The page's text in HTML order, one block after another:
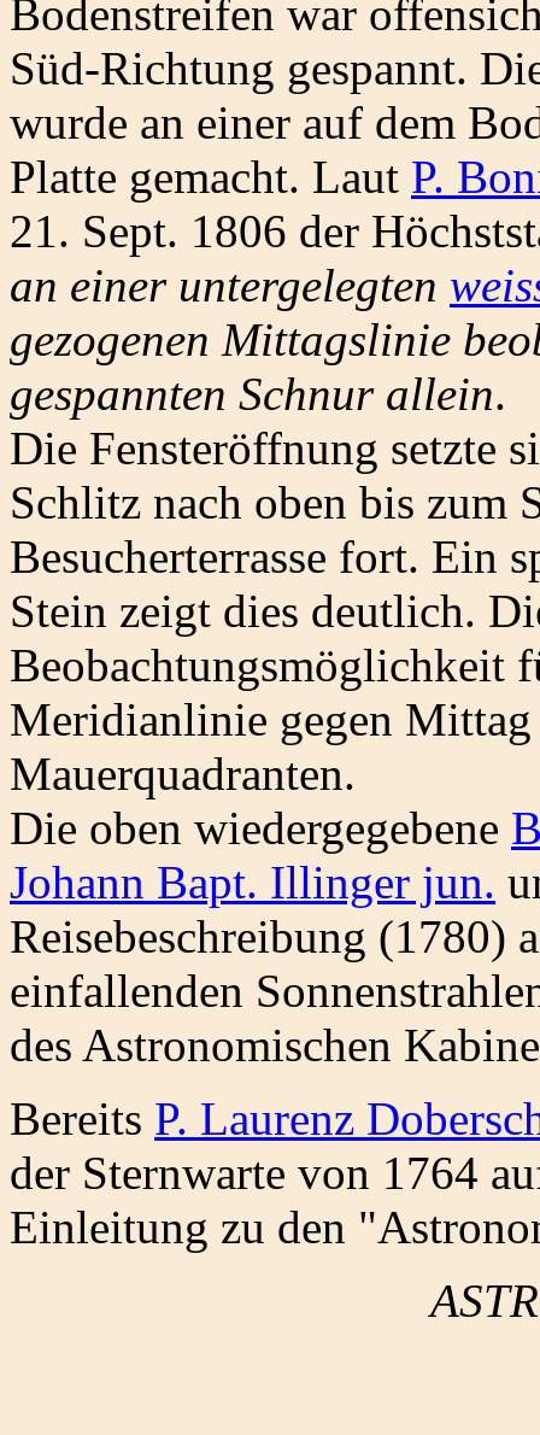
Bodenstreifen war
Süd-Richtung gespannt.
wurde an einer auf dem
Platte gemacht. Laut P.
21. Sept. 1806 der
an einer untergelegten
gezogenen Mittagslinie
gespannten Schnur allein.
Die Fensteröffnung setzte
Schlitz nach oben bis zum
Besucherterrasse fort. Ein
Stein zeigt dies deutlich.
Beobachtungsmöglichkeit
Meridianlinie gegen
Mauerquadranten.
Die oben wiedergegebene
Johann Bapt. Illinger jun.
Reisebeschreibung (1780)
einfallenden
des Astronomischen
Bereits P. Laurenz
der Sternwarte von 1764
Einleitung zu den